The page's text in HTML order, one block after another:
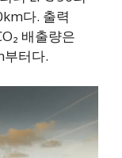
다. 출력
배출량은
터다.